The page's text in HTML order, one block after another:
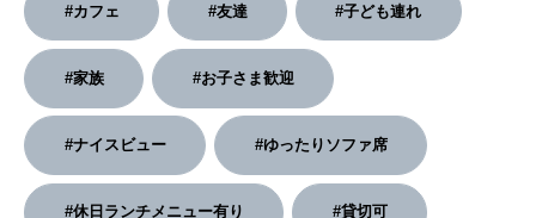
2026年5月号「“大好き”に出会いに。韓国」
2026年4月号「未来をつくる、学びの教科書。」
2026年3月号「スイーツ予想図 2026」
2026年2月号「良運を掴む 新・開運術。」
FOLLOW US!
#カフェ #友達 #子ども連れ
#家族 #お子さま歓迎
#ナイスビュー #ゆったりソファ席
#休日ランチメニュー有り #貸切可